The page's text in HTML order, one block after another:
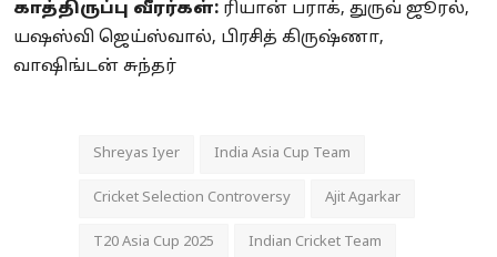
காத்திருப்பு வீரர்கள்: ரியான் பராக், துருவ் ஜூரல்,
யஷஸ்வி ஜெய்ஸ்வால், பிரசித் கிருஷ்ணா,
வாஷிங்டன் சுந்தர்
Shreyas Iyer India Asia Cup Team
Cricket Selection Controversy Ajit Agarkar
T20 Asia Cup 2025 Indian Cricket Team